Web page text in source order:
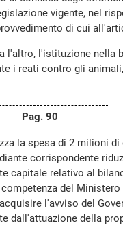
vigente, nel
di cui
l'istituzione nella
i reati contro gli
Pag. 90
la spesa di 2 milioni di
corrispondente
capitale relativo al
del
l'avviso del
dall'attuazione della